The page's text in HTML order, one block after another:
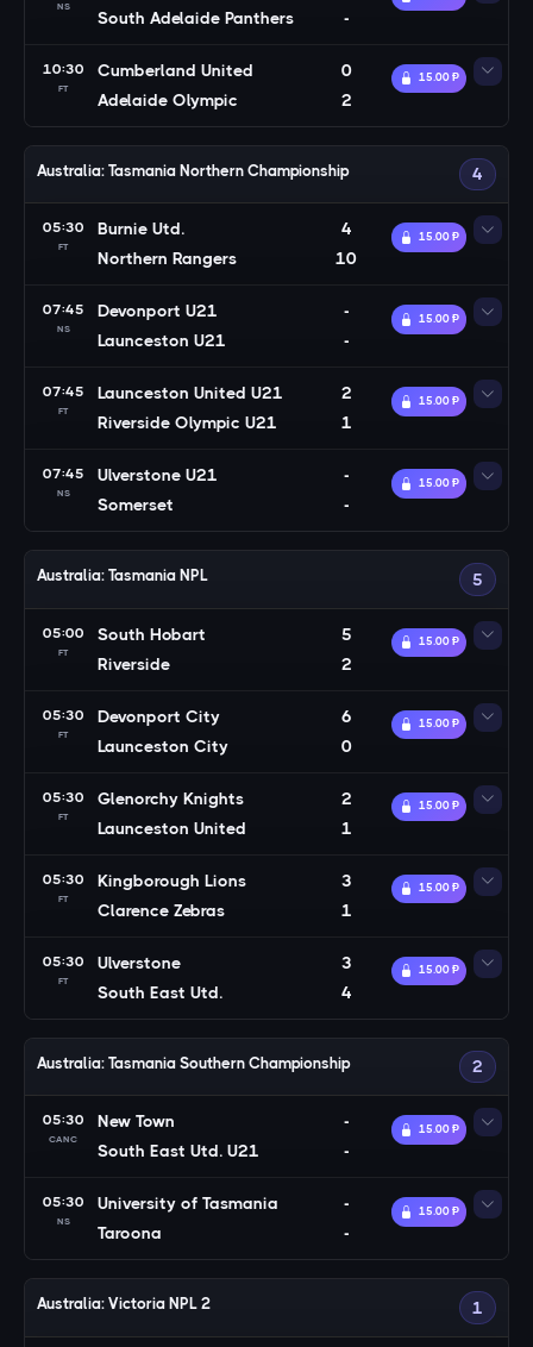
NS
South Adelaide Panthers -
10:30
FT
Cumberland United
0
Adelaide Olympic
2
15.00 Ᵽ
Australia: Tasmania Northern Championship 4
05:30
FT
Burnie Utd.
4
Northern Rangers
10
15.00 Ᵽ
07:45
NS
Devonport U21
-
Launceston U21
-
15.00 Ᵽ
07:45
FT
Launceston United U21
2
Riverside Olympic U21
1
15.00 Ᵽ
07:45
NS
Ulverstone U21
-
Somerset
-
15.00 Ᵽ
Australia: Tasmania NPL 5
05:00
FT
South Hobart
5
Riverside
2
15.00 Ᵽ
05:30
FT
Devonport City
6
Launceston City
0
15.00 Ᵽ
05:30
FT
Glenorchy Knights
2
Launceston United
1
15.00 Ᵽ
05:30
FT
Kingborough Lions
3
Clarence Zebras
1
15.00 Ᵽ
05:30
FT
Ulverstone
3
South East Utd.
4
15.00 Ᵽ
Australia: Tasmania Southern Championship 2
05:30
CANC
New Town
-
South East Utd. U21
-
15.00 Ᵽ
05:30
NS
University of Tasmania
-
Taroona
-
15.00 Ᵽ
Australia: Victoria NPL 2 1